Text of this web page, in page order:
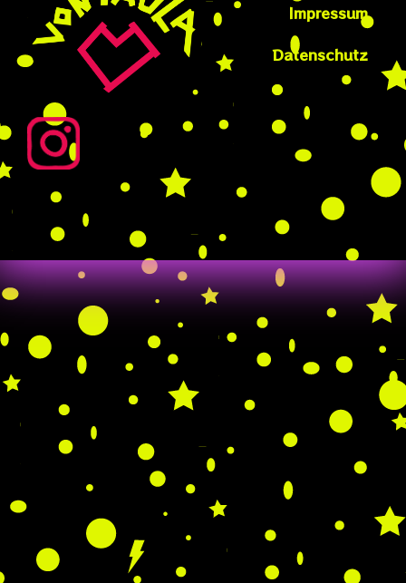
Impressum
Datenschutz